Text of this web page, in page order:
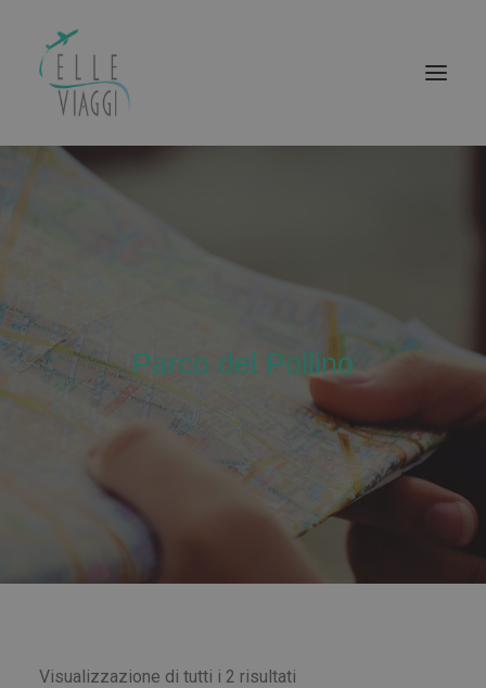
ACQUISTA IL TUO VIAGGIO
BASILICATA BELLEZZA
Parco del Pollino
Visualizzazione di tutti i 2 risultati